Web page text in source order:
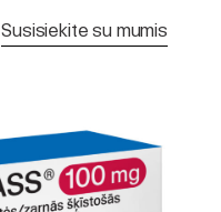
Susisiekite su mumis